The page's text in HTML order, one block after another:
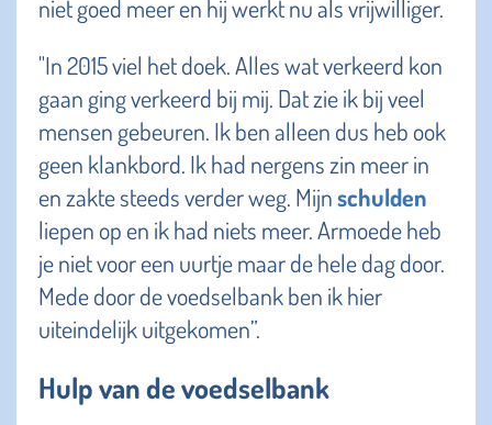
niet goed meer en hij werkt nu als vrijwilliger.
"In 2015 viel het doek. Alles wat verkeerd kon
gaan ging verkeerd bij mij. Dat zie ik bij veel
mensen gebeuren. Ik ben alleen dus heb ook
geen klankbord. Ik had nergens zin meer in
en zakte steeds verder weg. Mijnschulden
liepen op en ik had niets meer. Armoede heb
je niet voor een uurtje maar de hele dag door.
Mede door de voedselbank ben ik hier
uiteindelijk uitgekomen”.
Hulp van de voedselbank